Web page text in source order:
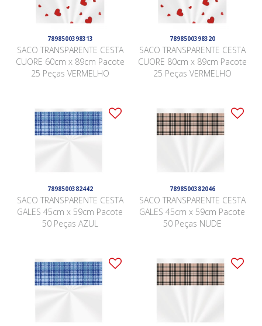
7898500398313
SACO TRANSPARENTE CESTA
CUORE 60cm x 89cm Pacote
25 Peças VERMELHO
7898500398320
SACO TRANSPARENTE CESTA
CUORE 80cm x 89cm Pacote
25 Peças VERMELHO
7898500382442
SACO TRANSPARENTE CESTA
GALES 45cm x 59cm Pacote
50 Peças AZUL
7898500382046
SACO TRANSPARENTE CESTA
GALES 45cm x 59cm Pacote
50 Peças NUDE